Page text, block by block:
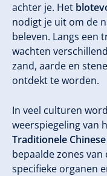
achter je. Het
nodigt je uit om de
beleven. Langs een
wachten
zand, aarde en
ontdekt te worden.
In veel culturen
weerspiegeling van
Traditionele
bepaalde zones
specifieke organen